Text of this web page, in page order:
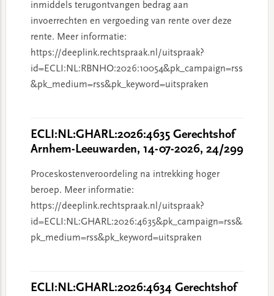
inmiddels terugontvangen bedrag aan
invoerrechten en vergoeding van rente over deze
rente. Meer informatie:
https://deeplink.rechtspraak.nl/uitspraak?
id=ECLI:NL:RBNHO:2026:10054&pk_campaign=rss
&pk_medium=rss&pk_keyword=uitspraken
ECLI:NL:GHARL:2026:4635 Gerechtshof
Arnhem-Leeuwarden, 14-07-2026, 24/299
Proceskostenveroordeling na intrekking hoger
beroep. Meer informatie:
https://deeplink.rechtspraak.nl/uitspraak?
id=ECLI:NL:GHARL:2026:4635&pk_campaign=rss&
pk_medium=rss&pk_keyword=uitspraken
ECLI:NL:GHARL:2026:4634 Gerechtshof